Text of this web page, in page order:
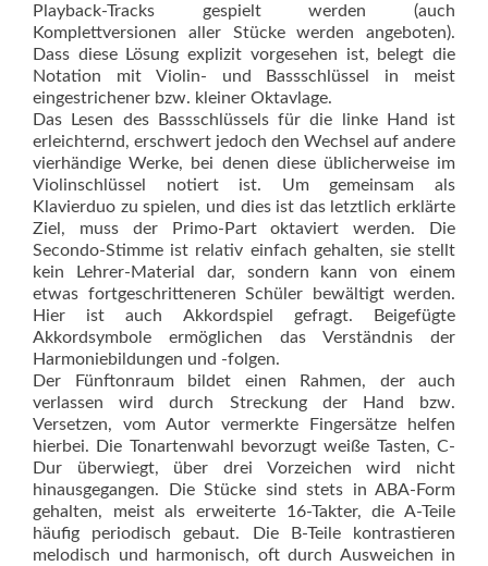
Playback-Tracks gespielt werden (auch
Komplettversionen aller Stücke werden angeboten).
Dass diese Lösung explizit vorgesehen ist, belegt die
Notation mit Violin- und Bassschlüssel in meist
eingestrichener bzw. kleiner Oktavlage.
Das Lesen des Bassschlüssels für die linke Hand ist
erleichternd, erschwert jedoch den Wechsel auf andere
vierhändige Werke, bei denen diese üblicherweise im
Violinschlüssel notiert ist. Um gemeinsam als
Klavierduo zu spielen, und dies ist das letztlich erklärte
Ziel, muss der Primo-Part oktaviert werden. Die
Secondo-Stimme ist relativ einfach gehalten, sie stellt
kein Lehrer-Material dar, sondern kann von einem
etwas fortgeschritteneren Schüler bewältigt werden.
Hier ist auch Akkordspiel gefragt. Beigefügte
Akkordsymbole ermöglichen das Verständnis der
Harmoniebildungen und -folgen.
Der Fünftonraum bildet einen Rahmen, der auch
verlassen wird durch Streckung der Hand bzw.
Versetzen, vom Autor vermerkte Fingersätze helfen
hierbei. Die Tonartenwahl bevorzugt weiße Tasten, C-
Dur überwiegt, über drei Vorzeichen wird nicht
hinausgegangen. Die Stücke sind stets in ABA-Form
gehalten, meist als erweiterte 16-Takter, die A-Teile
häufig periodisch gebaut. Die B-Teile kontrastieren
melodisch und harmonisch, oft durch Ausweichen in